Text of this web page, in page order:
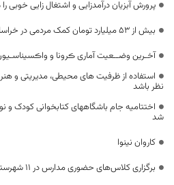
پرورش آبزیان درآمدزایی و اشتغال زایی خوبی
بیش از ۵۳ میلیارد تومان کمک مردمی در خراسان جنوبی جذب شد
آخـرین وضــعیت آماری ڪرونا و
استفاده از ظرفیت های محیطی، مدیریتی و
نظر باشد
اختتامیه جام باشگاههای کتابخوانی کودک و
شد
کاروان نینوا
برگزاری کلاس‌های حضوری مدارس در ۱۱ شهرستان خراسان جنوبی